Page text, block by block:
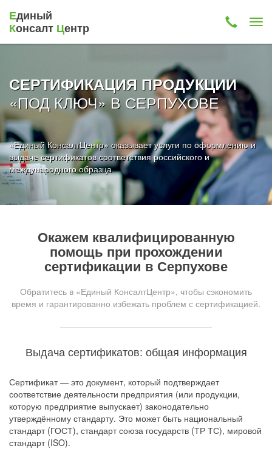
Единый
Консалт Центр
СЕРТИФИКАЦИЯ ПРОДУКЦИИ
«ПОД КЛЮЧ» В СЕРПУХОВЕ
«Единый КонсалтЦентр» оказывает услуги по оформлению и
выдаче сертификатов соответствия российского и
международного образца
Окажем квалифицированную
помощь при прохождении
сертификации в Серпухове
Обратитесь в «Единый КонсалтЦентр», чтобы сэкономить
время и гарантированно избежать проблем с сертификацией.
Выдача сертификатов: общая информация
Сертификат — это документ, который подтверждает
соответствие деятельности предприятия (или продукции,
которую предприятие выпускает) законодательно
утверждённому стандарту. Это может быть национальный
стандарт (ГОСТ), стандарт союза государств (ТР ТС), мировой
стандарт (ISO).